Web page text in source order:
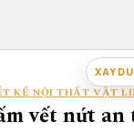
KẾ NỘI THẤT VẬT
vết nứt an